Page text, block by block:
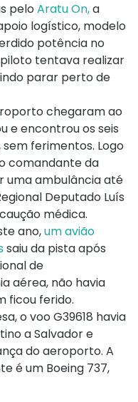
pelo Aratu On,a
logístico, modelo
potência no
tentava realizar
parar perto de
chegaram ao
e encontrou os seis
ferimentos. Logo
comandante da
uma ambulância até
Deputado Luís
médica.
ano,um avião
saiu da pista após
de
aérea, não havia
ficou ferido.
o voo G39618 havia
a Salvador e
do aeroporto. A
é um Boeing 737,